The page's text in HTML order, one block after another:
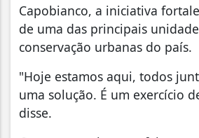
Capobianco, a iniciativa
de uma das principais
conservação urbanas do país.
"Hoje estamos aqui, todos
uma solução. É um exercício
disse.